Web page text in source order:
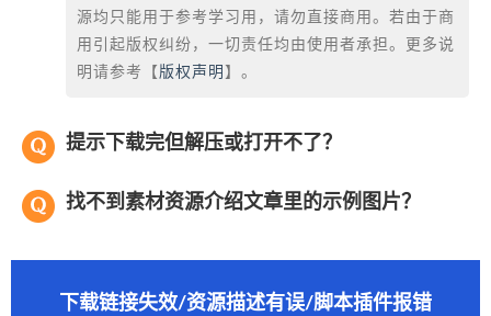
源均只能用于参考学习用，请勿直接商用。若由于商
用引起版权纠纷，一切责任均由使用者承担。更多说
明请参考【 版权声明 】。
提示下载完但解压或打开不了？
找不到素材资源介绍文章里的示例图片？
下载链接失效/资源描述有误/脚本插件报错